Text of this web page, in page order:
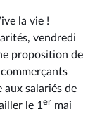
la vie !
vendredi
proposition de
salariés de
le 1 er mai